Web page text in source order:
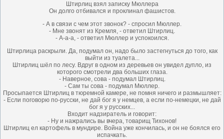
Штирлиц взял записку Мюллера
Он долго отбивался и проклинал фашистов.
- А в связи с чем этот звонок? - спросил Мюллер.
- Мне звонят из Кремля, - ответил Штирлиц.
- А-а-а, - ответил Мюллер и успокоился.
Штирлица раскрыли. Да, подумал он, надо было застегнуться до того, как
выйти из туалета...
Штирлиц шёл по лесу. Вдруг в одном из деревьев он увидел дупло, из
которого смотрели два больших глаза.
- Наверное, сова - подумал Штирлиц.
- Сам ты сова - подумал Мюллер.
Просыпается Штирлиц в тюремной камере, не помня ничего и размышляет:
- Если поговорю по-русски, не дай бог я у немцев, а если по-немецки, не дай
бог я у русских...
Входит надзиратель и говорит:
- Ну и нажрались вы вчера, товарищ Тихонов!
Штирлиц ел картофель в мундире. Война уже кончилась, и он не боялся его
испачкать.